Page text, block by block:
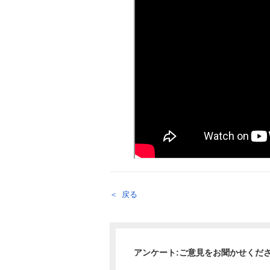
戻る
アンケート:ご意見をお聞かせくだ